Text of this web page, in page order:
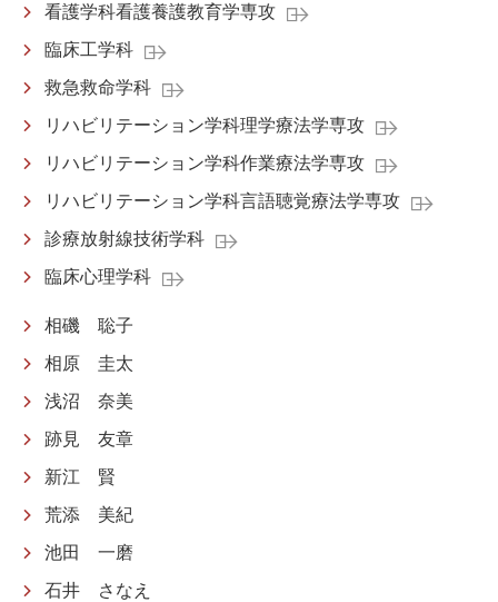
看護学科看護養護教育学専攻
臨床工学科
救急救命学科
リハビリテーション学科理学療法学専攻
リハビリテーション学科作業療法学専攻
リハビリテーション学科言語聴覚療法学専攻
診療放射線技術学科
臨床心理学科
相磯 聡子
相原 圭太
浅沼 奈美
跡見 友章
新江 賢
荒添 美紀
池田 一磨
石井 さなえ